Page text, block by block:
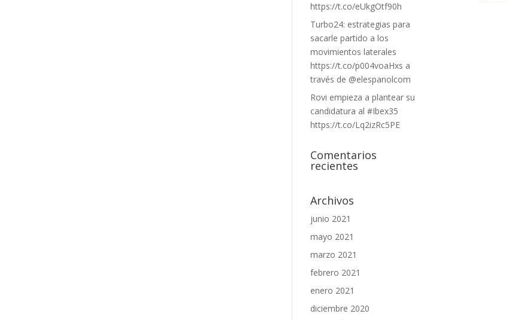
https://t.co/eUkgOtf90h
Turbo24: estrategias para
sacarle partido a los
movimientos laterales
https://t.co/p004voaHxs a
través de @elespanolcom
Rovi empieza a plantear su
candidatura al #Ibex35
https://t.co/Lq2izRc5PE
Comentarios
recientes
Archivos
junio 2021
mayo 2021
marzo 2021
febrero 2021
enero 2021
diciembre 2020